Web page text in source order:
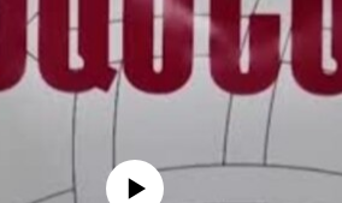
No media source currently available